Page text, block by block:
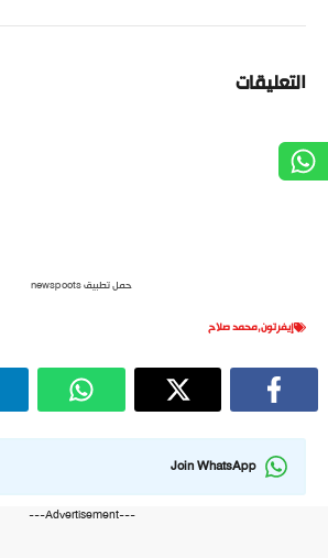
التعليقات
حمل تطبيق newspoots
إيفرتون,محمد صلاح
Join WhatsApp
---Advertisement---